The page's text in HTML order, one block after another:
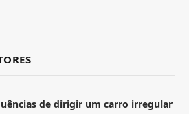
de dirigir um carro irregular